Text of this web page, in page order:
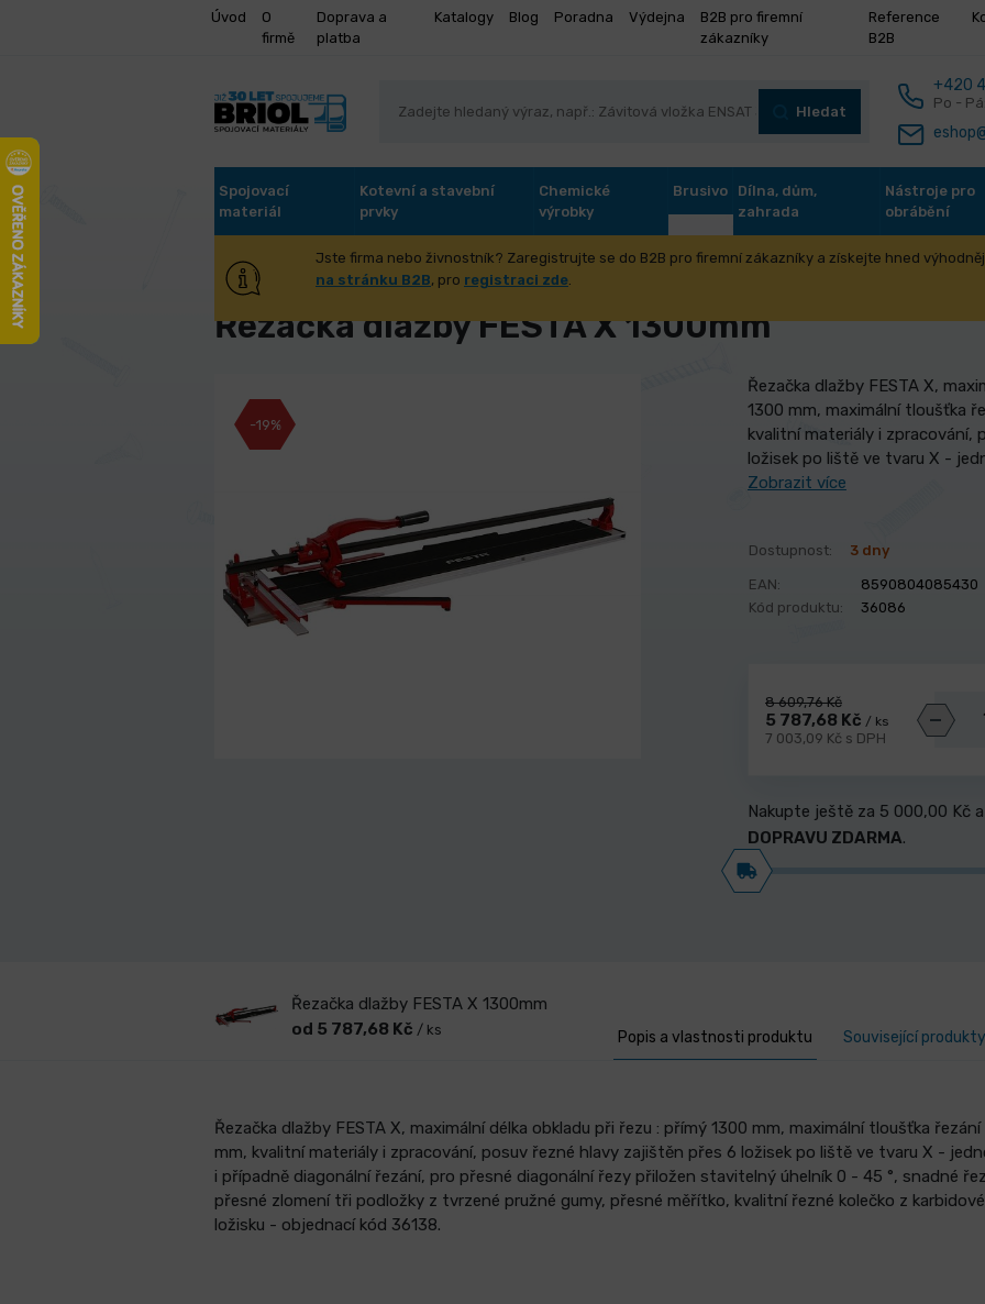
Úvod
O
firmě
Doprava a
platba
Katalogy Blog Poradna Výdejna
B2B pro firemní
zákazníky
Reference
B2B
Hledat
+420
Po -
Spojovací
materiál
Kotevní a stavební
prvky
Chemické
výrobky
Brusivo
Dílna, dům,
zahrada
Nástroje pro
obrábění
Jste firma nebo živnostník? Zaregistrujte se do B2B pro firemní zákazníky a získejte hned
na stránku B2B, pro registraci zde.
Úvod Dílna, dům, zahrada Dům a stavba
Řezačka dlažby FESTA X 1300mm
-19%
Řezačka dlažby FESTA X,
1300 mm, maximální tloušťka
kvalitní materiály i zpracování,
ložisek po liště ve tvaru X -
Zobrazit více
Dostupnost: 3 dny
EAN:
8590804085430
Kód produktu:
36086
8 609,76 Kč
5 787,68 Kč / ks
7 003,09 Kč s DPH
Nakupte ještě za 5 000,00 Kč
DOPRAVU ZDARMA.
Řezačka dlažby FESTA X 1300mm
od 5 787,68 Kč / ks Popis a vlastnosti produktu Související produkty
Řezačka dlažby FESTA X, maximální délka obkladu při řezu : přímý 1300 mm, maximální tloušťka
mm, kvalitní materiály i zpracování, posuv řezné hlavy zajištěn přes 6 ložisek po liště ve tvaru X -
i případně diagonální řezání, pro přesné diagonální řezy přiložen stavitelný úhelník 0 - 45 °, snadné
přesné zlomení tři podložky z tvrzené pružné gumy, přesné měřítko, kvalitní řezné kolečko z
ložisku - objednací kód 36138.